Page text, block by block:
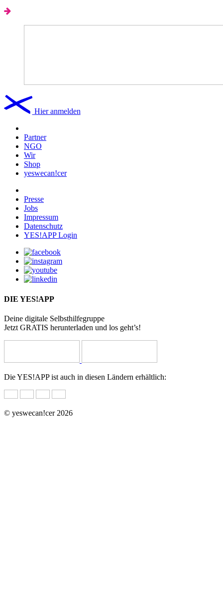
Hier anmelden
Partner
NGO
Wir
Shop
yeswecan!cer
Presse
Jobs
Impressum
Datenschutz
YES!APP Login
DIE YES!APP
Deine digitale Selbsthilfegruppe
Jetzt GRATIS herunterladen und los geht’s!
Die YES!APP ist auch in diesen Ländern erhältlich:
© yeswecan!cer 2026